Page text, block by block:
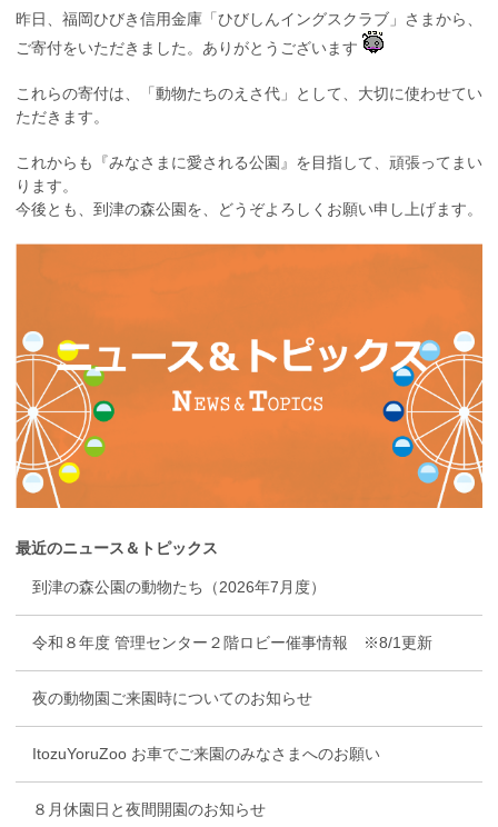
昨日、福岡ひびき信用金庫「ひびしんイングスクラブ」さまから、
ご寄付をいただきました。ありがとうございます
これらの寄付は、「動物たちのえさ代」として、大切に使わせてい
ただきます。
これからも『みなさまに愛される公園』を目指して、頑張ってまい
ります。
今後とも、到津の森公園を、どうぞよろしくお願い申し上げます。
最近のニュース＆トピックス
到津の森公園の動物たち（2026年7月度）
令和８年度 管理センター２階ロビー催事情報 ※8/1更新
夜の動物園ご来園時についてのお知らせ
ItozuYoruZoo お車でご来園のみなさまへのお願い
８月休園日と夜間開園のお知らせ